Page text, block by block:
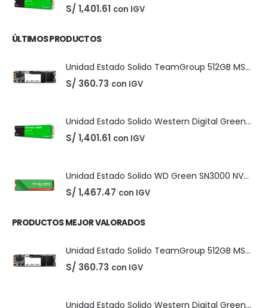
S/35.00 El
precio
era:
S/ 35.00.
S/ 25.00El
precio
con IGV
S/360.73 con IGV
S/1,401.61 con IGV
ÚLTIMOS PRODUCTOS
Unidad Estado Solido TeamGroup 512GB MS30
S/360.73 con IGV
S/1,401.61 con IGV
S/1,467.47 con IGV